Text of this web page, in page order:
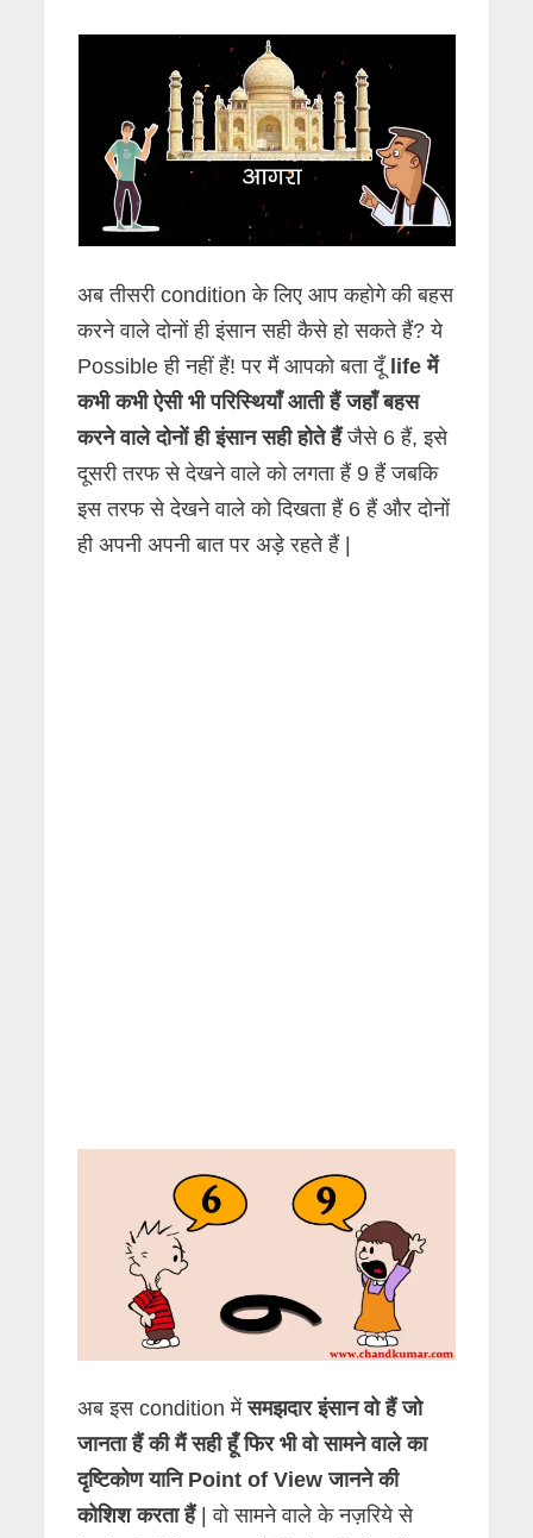
अब तीसरी condition के लिए आप कहोगे की बहस
करने वाले दोनों ही इंसान सही कैसे हो सकते हैं? ये
Possible ही नहीं हैं! पर मैं आपको बता दूँ life में
कभी कभी ऐसी भी परिस्थियाँ आती हैं जहाँ बहस
करने वाले दोनों ही इंसान सही होते हैंजैसे 6 हैं, इसे
दूसरी तरफ से देखने वाले को लगता हैं 9 हैं जबकि
इस तरफ से देखने वाले को दिखता हैं 6 हैं और दोनों
ही अपनी अपनी बात पर अड़े रहते हैं |
अब इस condition मेंसमझदार इंसान वो हैं जो
जानता हैं की मैं सही हूँ फिर भी वो सामने वाले का
दृष्टिकोण यानि Point of View जानने की
कोशिश करता हैं| वो सामने वाले के नज़रिये से